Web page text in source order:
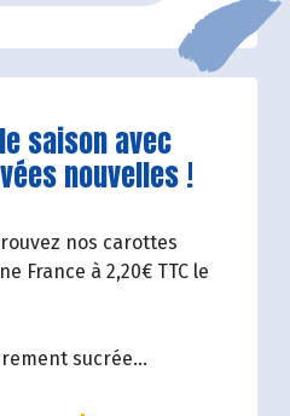
saison avec
nouvelles !
nos carottes
France à 2,20€ TTC le
sucrée